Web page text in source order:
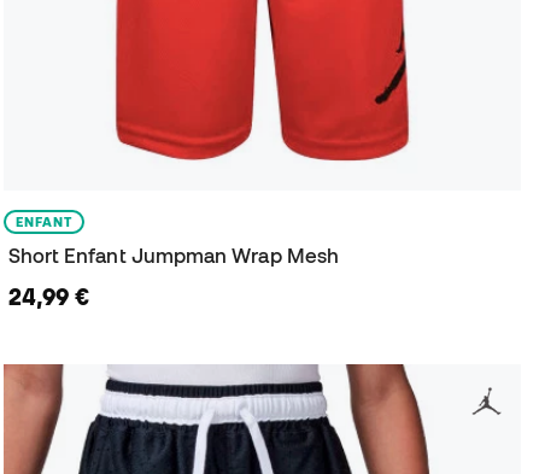
ENFANT
Short Enfant Jumpman Wrap Mesh
24,99 €